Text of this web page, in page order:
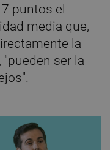
puntos el
media que,
la
ser la